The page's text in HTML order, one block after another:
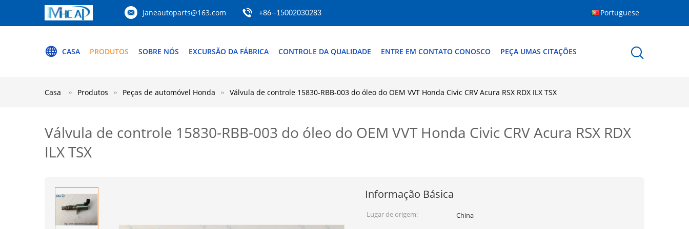
janeautoparts@163.com +86--15002030283 Portuguese
CASA PRODUTOS SOBRE NÓS EXCURSÃO DA FÁBRICA CONTROLE DA QUALIDADE ENTRE EM CONTATO CONOSCO PEÇA UMAS CITAÇÕES
Casa Produtos Peças de automóvel Honda Válvula de controle 15830-RBB-003 do óleo do OEM VVT Honda Civic CRV Acura RSX RDX ILX TSX
Válvula de controle 15830-RBB-003 do óleo do OEM VVT Honda Civic CRV Acura RSX RDX
ILX TSX
Informação Básica
Lugar de origem:
China